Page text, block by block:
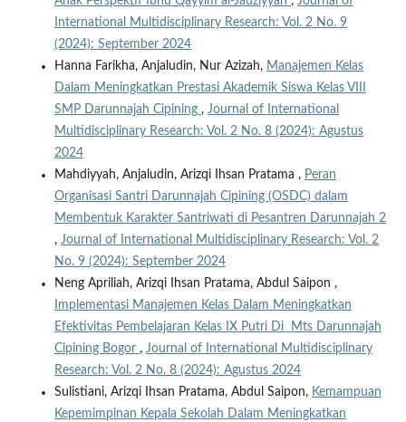
International Multidisciplinary Research: Vol. 2 No. 9
(2024): September 2024
Hanna Farikha, Anjaludin, Nur Azizah, Manajemen Kelas
Dalam Meningkatkan Prestasi Akademik Siswa Kelas VIII
SMP Darunnajah Cipining , Journal of International
Multidisciplinary Research: Vol. 2 No. 8 (2024): Agustus
2024
Mahdiyyah, Anjaludin, Arizqi Ihsan Pratama , Peran
Organisasi Santri Darunnajah Cipining (OSDC) dalam
Membentuk Karakter Santriwati di Pesantren Darunnajah 2
, Journal of International Multidisciplinary Research: Vol. 2
No. 9 (2024): September 2024
Neng Apriliah, Arizqi Ihsan Pratama, Abdul Saipon ,
Implementasi Manajemen Kelas Dalam Meningkatkan
Efektivitas Pembelajaran Kelas IX Putri Di Mts Darunnajah
Cipining Bogor , Journal of International Multidisciplinary
Research: Vol. 2 No. 8 (2024): Agustus 2024
Sulistiani, Arizqi Ihsan Pratama, Abdul Saipon, Kemampuan
Kepemimpinan Kepala Sekolah Dalam Meningkatkan